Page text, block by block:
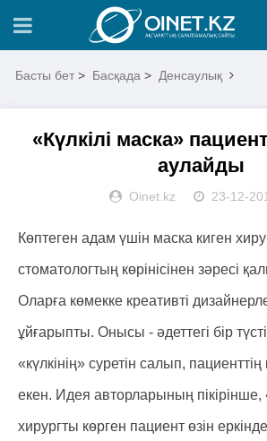
Басты бет > Басқада > Денсаулық
«Күлкілі маска»
аулайды
Oinet.kz 23-12-
Көптеген адам үшін маска киген
стоматологтың көрінісінен зәресі
Оларға көмекке креативті
ұйғарыпты. Онысы - әдеттегі бір
«күлкінің» суретін салып, пациенттің
екен. Идея авторларының
хирургты көрген пациент өзін